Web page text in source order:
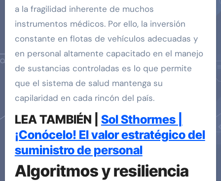
a la fragilidad inherente de muchos
instrumentos médicos. Por ello, la inversión
constante en flotas de vehículos adecuadas y
en personal altamente capacitado en el manejo
de sustancias controladas es lo que permite
que el sistema de salud mantenga su
capilaridad en cada rincón del país.
LEA TAMBIÉN | Sol Sthormes |
¡Conócelo! El valor estratégico del
suministro de personal
Algoritmos y resiliencia